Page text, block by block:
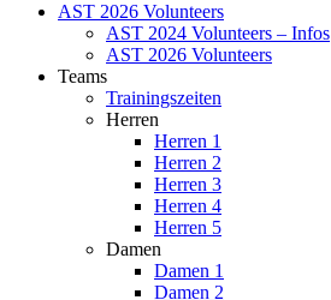
AST 2026 Volunteers
AST 2024 Volunteers – Infos
AST 2026 Volunteers
Teams
Trainingszeiten
Herren
Herren 1
Herren 2
Herren 3
Herren 4
Herren 5
Damen
Damen 1
Damen 2